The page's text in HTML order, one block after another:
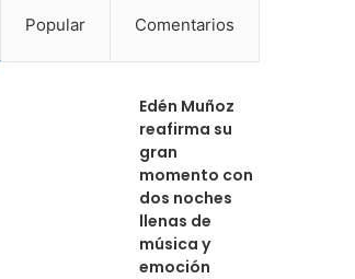
Popular Comentarios
Edén Muñoz
reafirma su
gran
momento con
dos noches
llenas de
música y
emoción